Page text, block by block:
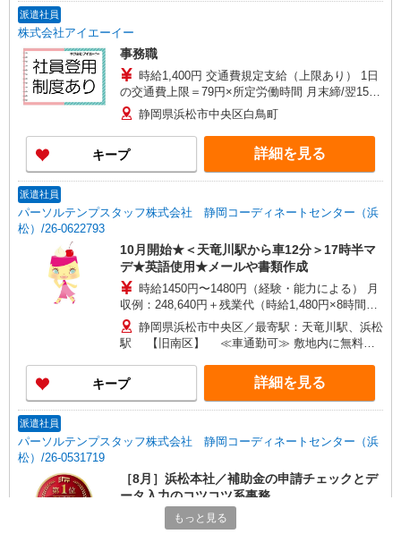
後の昇給額は、昇格・職務成果等の状況に応じて
以上の昇給も可能
派遣社員
株式会社アイエーイー
事務職
時給1,400円 交通費規定支給（上限あり） 1日
の交通費上限＝79円×所定労働時間 月末締/翌15日
払 静岡県浜松市中央区白鳥町
キープ 詳細を見る
派遣社員
パーソルテンプスタッフ株式会社 静岡コーディネートセンター（浜
松）/26-0622793
10月開始★＜天竜川駅から車12分＞17時半マ
デ★英語使用★メールや書類作成
時給1450円〜1480円（経験・能力による） 月
収例：248,640円＋残業代（時給1,480円×8時間
×21日間の場合）
静岡県浜松市中央区／最寄駅：天竜川駅、浜松
駅 【旧南区】 ≪車通勤可≫ 敷地内に無料駐
キープ 詳細を見る
派遣社員
パーソルテンプスタッフ株式会社 静岡コーディネートセンター（浜
松）/26-0531719
［8月］浜松本社／補助金の申請チェックとデ
ータ入力のコツコツ系事務
時給1380円〜1400円（経験・能力による）
もっと見る